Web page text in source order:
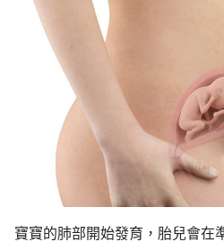
寶寶的肺部開始發育，胎兒會在